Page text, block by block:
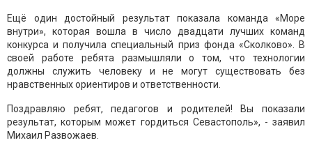
Ещё один достойный результат показала команда «Море
внутри», которая вошла в число двадцати лучших команд
конкурса и получила специальный приз фонда «Сколково». В
своей работе ребята размышляли о том, что технологии
должны служить человеку и не могут существовать без
нравственных ориентиров и ответственности.
Поздравляю ребят, педагогов и родителей! Вы показали
результат, которым может гордиться Севастополь», - заявил
Михаил Развожаев.